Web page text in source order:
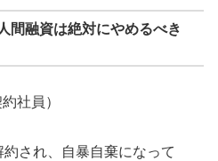
融資は絶対にやめるべき
社員）
され、自暴自棄になって